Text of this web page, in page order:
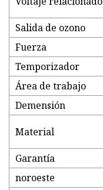
Salida de ozono
Fuerza
Temporizador
Área de trabajo
Demensión
Material
Garantía
noroeste